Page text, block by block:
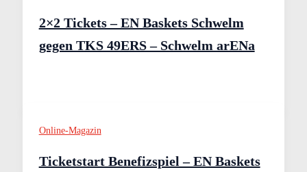
2×2 Tickets – EN Baskets Schwelm
gegen TKS 49ERS – Schwelm arENa
Online-Magazin
Ticketstart Benefizspiel – EN Baskets